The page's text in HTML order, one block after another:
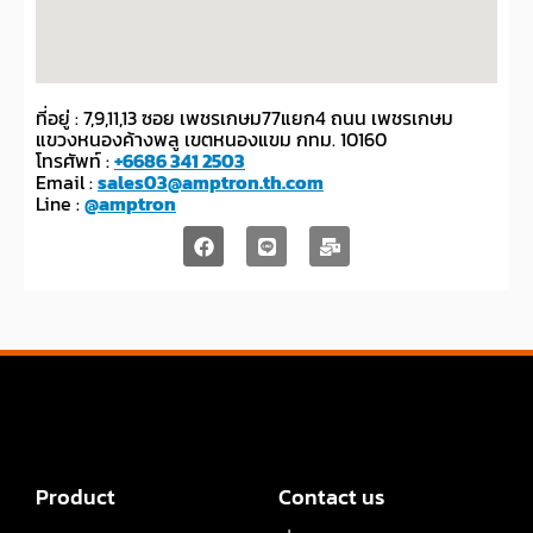
ที่อยู่ : 7,9,11,13 ซอย เพชรเกษม77แยก4 ถนน เพชรเกษม
แขวงหนองค้างพลู เขตหนองแขม กทม. 10160
โทรศัพท์ :+6686 341 2503
Email :sales03@amptron.th.com
Line :@amptron
Product
Contact us